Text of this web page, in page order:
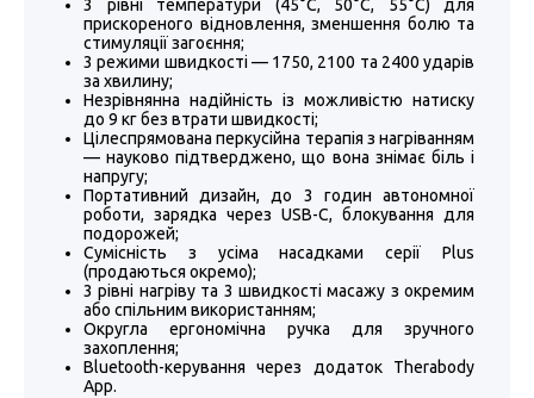
3 рівні температури (45°C, 50°C, 55°C) для
прискореного відновлення, зменшення болю та
стимуляції загоєння;
3 режими швидкості — 1750, 2100 та 2400 ударів
за хвилину;
Незрівнянна надійність із можливістю натиску
до 9 кг без втрати швидкості;
Цілеспрямована перкусійна терапія з нагріванням
— науково підтверджено, що вона знімає біль і
напругу;
Портативний дизайн, до 3 годин автономної
роботи, зарядка через USB-C, блокування для
подорожей;
Сумісність з усіма насадками серії Plus
(продаються окремо);
3 рівні нагріву та 3 швидкості масажу з окремим
або спільним використанням;
Округла ергономічна ручка для зручного
захоплення;
Bluetooth-керування через додаток Therabody
App.